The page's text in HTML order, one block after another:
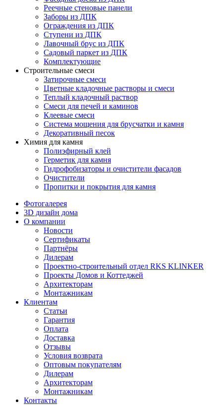
Реечные стеновые панели
Заборы из ДПК
Ограждения из ДПК
Ступени из ДПК
Лавочный брус из ДПК
Садовый паркет из ДПК
Комплектующие
Строительные смеси
Затирочные смеси
Цветные кладочные растворы и смеси
Теплый кладочный раствор
Смеси для печей и каминов
Клеевые смеси
Система мощения для брусчатки и камня
Декоративный песок
Химия для камня
Полиэфирный клей
Герметик для камня
Гидрофобизаторы и очистители фасадов
Очистители
Пропитки и покрытия для камня
Фотогалерея
3D дизайн дома
О компании
Новости
Сертификаты
Партнёры
Дилерам
Проектно-строительный отдел RKS KLINKER
Проекты Домов и Коттеджей
Архитекторам
Монтажникам
Клиентам
Статьи
Гарантия
Оплата
Доставка
Отзывы
Условия возврата
Оптовым покупателям
Дилерам
Архитекторам
Монтажникам
Контакты